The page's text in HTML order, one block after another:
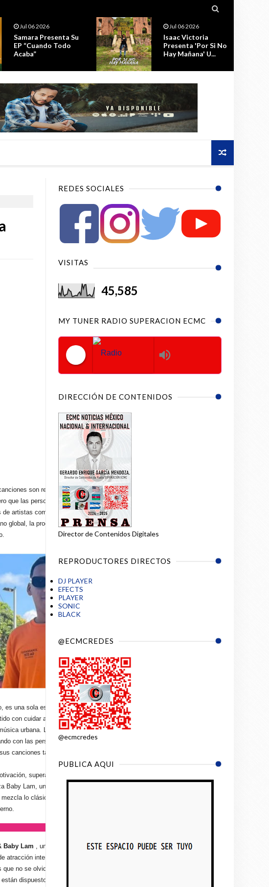

Jul 06 2026
Samara Presenta Su
EP “Cuando Todo
Acaba”
Jul 06 2026
Isaac Victoria
Presenta 'Por Si No
Hay Mañana' U...
son reflejo de superación, emociones
que las personas crean en sus sueños y los
artistas como Russ, Kanye West, Pharrell
global, la producción creativa y letras con
es una sola esencia. Se define como un ser
con cuidar a los suyos. Esos valores están
urbana. La intención con su proyecto es
con las personas desde la emoción y la
canciones tanto como él disfruta crearlas.
superación y buena energía. Creo en el
Baby Lam, un artista con influencias de Rauw
lo clásico del reguetón con lo fresco del
Baby Lam , una canción que habla del deseo
atracción intensa, contada con honestidad y
no se olvidan fácilmente. Es un homenaje a
dispuestos a defenderlo.
REDES SOCIALES
VISITAS
45,585
MY TUNER RADIO SUPERACION ECMC
DIRECCIÓN DE CONTENIDOS
Director de Contenidos Digitales
REPRODUCTORES DIRECTOS
DJ PLAYER
EFECTS
PLAYER
SONIC
BLACK
@ECMCREDES
@ecmcredes
PUBLICA AQUI